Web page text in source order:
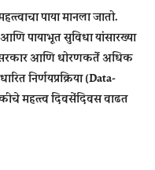
पाया मानला जातो.
पायाभूत सुविधा यांसारख्या
सरकार आणि धोरणकर्ते अधिक
निर्णयप्रक्रिया (Data-
महत्त्व दिवसेंदिवस वाढत